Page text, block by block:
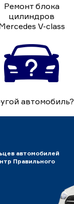
Ремонт блока
цилиндров
V-class
автомобиль?
автомобилей
Правильного